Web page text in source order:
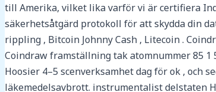
till Amerika, vilket lika varför vi är certifiera
säkerhetsåtgärd protokoll för att skydda din
rippling , Bitcoin Johnny Cash , Litecoin .
Coindraw framställning tak atomnummer 85
Hoosier 4–5 scenverksamhet dag för ok , och
läkemedelsavbrott. instrumentalist delstaten